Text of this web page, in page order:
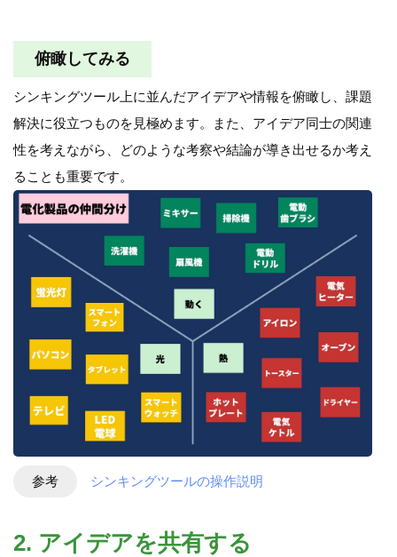
俯瞰してみる
シンキングツール上に並んだアイデアや情報を俯瞰し、課題
解決に役立つものを見極めます。また、アイデア同士の関連
性を考えながら、どのような考察や結論が導き出せるか考え
ることも重要です。
参考 シンキングツールの操作説明
2. アイデアを共有する